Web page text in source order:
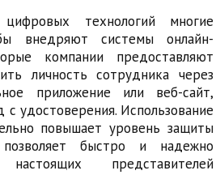
технологий многие
внедряют системы онлайн-
компании предоставляют
личность сотрудника через
приложение или веб-сайт,
удостоверения. Использование
повышает уровень защиты
быстро и надежно
настоящих представителей